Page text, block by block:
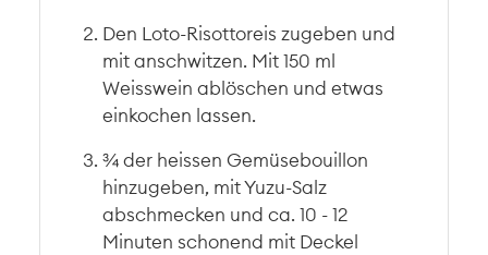
Den Loto-Risottoreis zugeben und
mit anschwitzen. Mit 150 ml
Weisswein ablöschen und etwas
einkochen lassen.
¾ der heissen Gemüsebouillon
hinzugeben, mit Yuzu-Salz
abschmecken und ca. 10 - 12
Minuten schonend mit Deckel